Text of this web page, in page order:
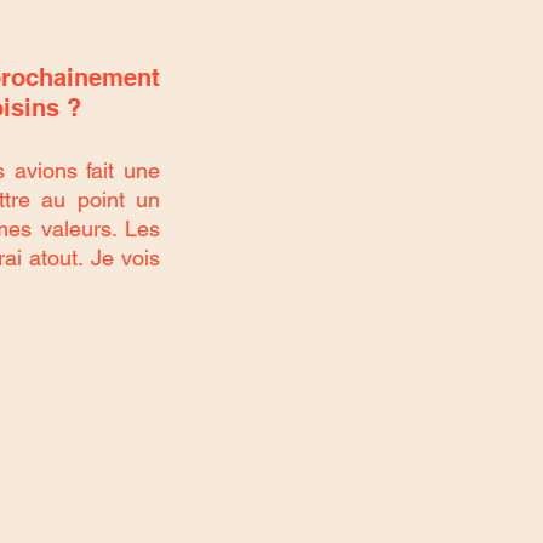
?
avions fait une
au point un
valeurs. Les
atout. Je vois